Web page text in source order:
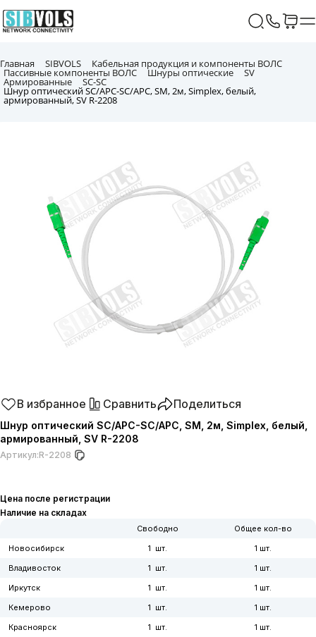
Главная SIBVOLS Кабельная продукция и компоненты ВОЛС
Пассивные компоненты ВОЛС Шнуры оптические SV
Армированные SC-SC
Шнур оптический SC/APC-SC/APC, SM, 2м, Simplex, белый,
армированный, SV R-2208
В избранное Сравнить Поделиться
Шнур оптический SC/APC-SC/APC, SM, 2м, Simplex, белый,
армированный, SV R-2208
Артикул:R-2208
Цена после регистрации
Наличие на складах
Свободно
Общее кол-во
Новосибирск
1
1
Владивосток
1
1
Иркутск
1
1
Кемерово
1
1
Красноярск
1
1